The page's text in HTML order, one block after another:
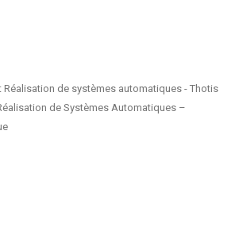
Réalisation de systèmes automatiques - Thotis
de Systèmes Automatiques –